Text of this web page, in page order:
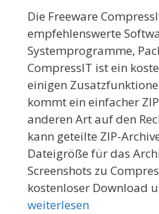
Die Freeware
empfehlenswerte
Systemprogramme,
CompressIT ist ein
einigen
kommt ein einfacher
anderen Art auf den
kann geteilte ZIP-
Dateigröße für das
Screenshots zu
kostenloser Download
weiterlesen